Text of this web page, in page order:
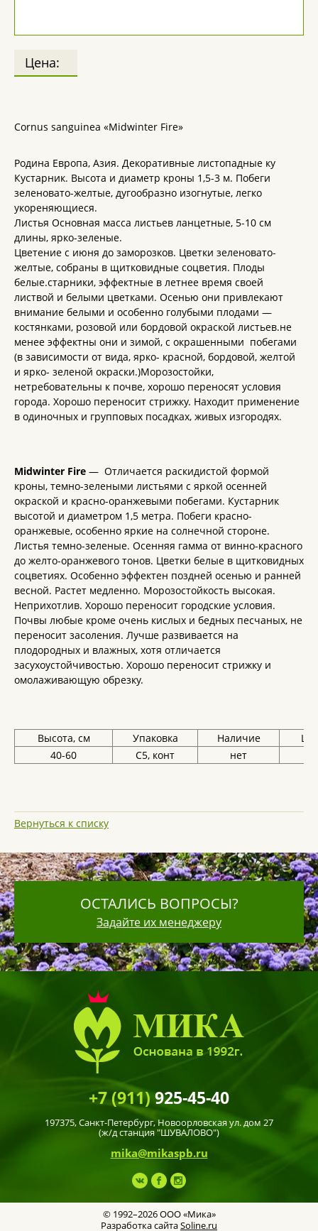
Цена:
Cornus sanguinea «Midwinter Fire»
Родина Европа, Азия. Декоративные листопадные ку
Кустарник. Высота и диаметр кроны 1,5-3 м. Побеги
зеленовато-желтые, дугообразно изогнутые, легко
укореняющиеся.
Листья Основная масса листьев ланцетные, 5-10 см
длины, ярко-зеленые.
Цветение с июня до заморозков. Цветки зеленовато-
желтые, собраны в щитковидные соцветия. Плоды
белые.старники, эффектные в летнее время своей
листвой и белыми цветками. Осенью они привлекают
внимание белыми и особенно голубыми плодами —
костянками, розовой или бордовой окраской листьев.не
менее эффектны они и зимой, с окрашенными побегами
(в зависимости от вида, ярко- красной, бордовой, желтой
и ярко- зеленой окраски.)Морозостойки,
нетребовательны к почве, хорошо переносят условия
города. Хорошо переносит стрижку. Находит применение
в одиночных и групповых посадках, живых изгородях.
Midwinter Fire — Отличается раскидистой формой
кроны, темно-зелеными листьями с яркой осенней
окраской и красно-оранжевыми побегами. Кустарник
высотой и диаметром 1,5 метра. Побеги красно-
оранжевые, особенно яркие на солнечной стороне.
Листья темно-зеленые. Осенняя гамма от винно-красного
до желто-оранжевого тонов. Цветки белые в щитковидных
соцветиях. Особенно эффектен поздней осенью и ранней
весной. Растет медленно. Морозостойкость высокая.
Неприхотлив. Хорошо переносит городские условия.
Почвы любые кроме очень кислых и бедных песчаных, не
переносит засоления. Лучше развивается на
плодородных и влажных, хотя отличается
засухоустойчивостью. Хорошо переносит стрижку и
омолаживающую обрезку.
Высота, см Упаковка Наличие
40-60
С5, конт нет
Вернуться к списку
ОСТАЛИСЬ ВОПРОСЫ?
Задайте их менеджеру
+7 (911)925-45-40
197375,Санкт-Петербург, Новоорловская ул. дом 27
(ж/д станция "ШУВАЛОВО")
mika@mikaspb.ru
© 1992–2026 ООО «Мика»
Разработка сайтаSoline.ru